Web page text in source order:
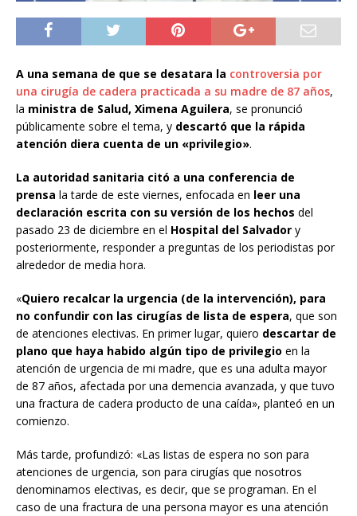
A una semana de que se desatara la controversia por
una cirugía de cadera practicada a su madre de 87 años,
la ministra de Salud, Ximena Aguilera, se pronunció
públicamente sobre el tema, y descartó que la rápida
atención diera cuenta de un «privilegio».
La autoridad sanitaria citó a una conferencia de
prensa la tarde de este viernes, enfocada en leer una
declaración escrita con su versión de los hechos del
pasado 23 de diciembre en el Hospital del Salvador y
posteriormente, responder a preguntas de los periodistas por
alrededor de media hora.
«Quiero recalcar la urgencia (de la intervención), para
no confundir con las cirugías de lista de espera, que son
de atenciones electivas. En primer lugar, quiero descartar de
plano que haya habido algún tipo de privilegio en la
atención de urgencia de mi madre, que es una adulta mayor
de 87 años, afectada por una demencia avanzada, y que tuvo
una fractura de cadera producto de una caída», planteó en un
comienzo.
Más tarde, profundizó: «Las listas de espera no son para
atenciones de urgencia, son para cirugías que nosotros
denominamos electivas, es decir, que se programan. En el
caso de una fractura de una persona mayor es una atención